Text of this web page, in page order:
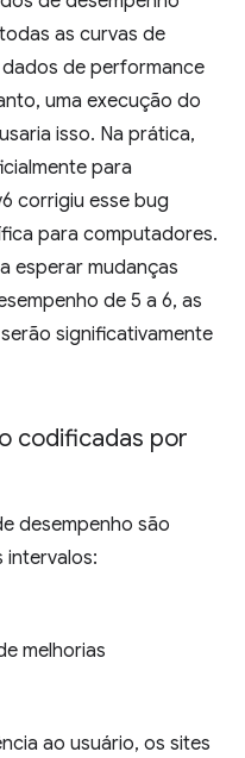
as curvas de
de performance
uma execução do
isso. Na prática,
para
corrigiu esse bug
para computadores.
esperar mudanças
de 5 a 6, as
significativamente
codificadas por
desempenho são
intervalos:
melhorias
ao usuário, os sites